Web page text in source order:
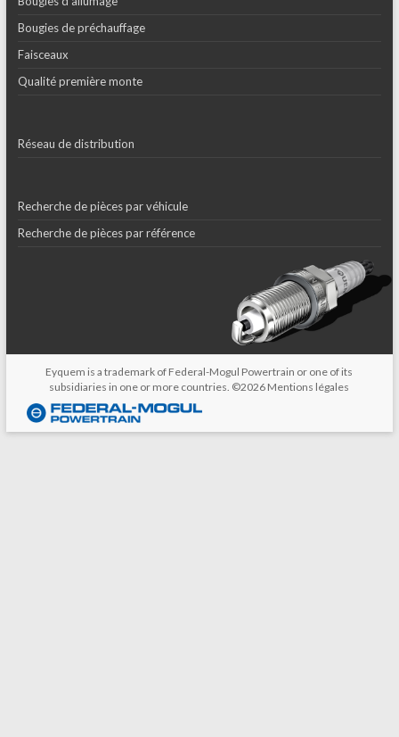
Bougies de préchauffage
Faisceaux
Qualité première monte
Réseau de distribution
Recherche de pièces par véhicule
Recherche de pièces par référence
Eyquem is a trademark of Federal-Mogul Powertrain or one of its
subsidiaries in one or more countries. ©2026 Mentions légales